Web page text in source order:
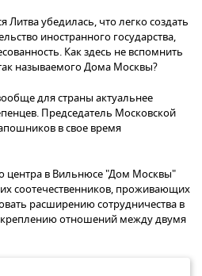
убедилась, что легко создать
иностранного государства,
Как здесь не вспомнить
называемого Дома Москвы?
для страны актуальнее
Председатель Московской
в свое время
центра в Вильнюсе "Дом Москвы"
соотечественников, проживающих
расширению сотрудничества в
отношений между двумя